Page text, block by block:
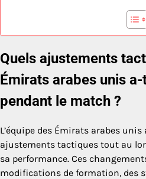
Quels ajustements
Émirats arabes unis
pendant le match ?
L’équipe des Émirats arabes
ajustements tactiques tout au
sa performance. Ces
modifications de formation, des